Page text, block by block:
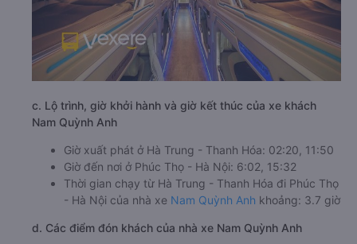
c. Lộ trình, giờ khởi hành và giờ kết thúc của xe khách
Nam Quỳnh Anh
Giờ xuất phát ở Hà Trung - Thanh Hóa: 02:20, 11:50
Giờ đến nơi ở Phúc Thọ - Hà Nội: 6:02, 15:32
Thời gian chạy từ Hà Trung - Thanh Hóa đi Phúc Thọ
- Hà Nội của nhà xe Nam Quỳnh Anh khoảng: 3.7 giờ
d. Các điểm đón khách của nhà xe Nam Quỳnh Anh